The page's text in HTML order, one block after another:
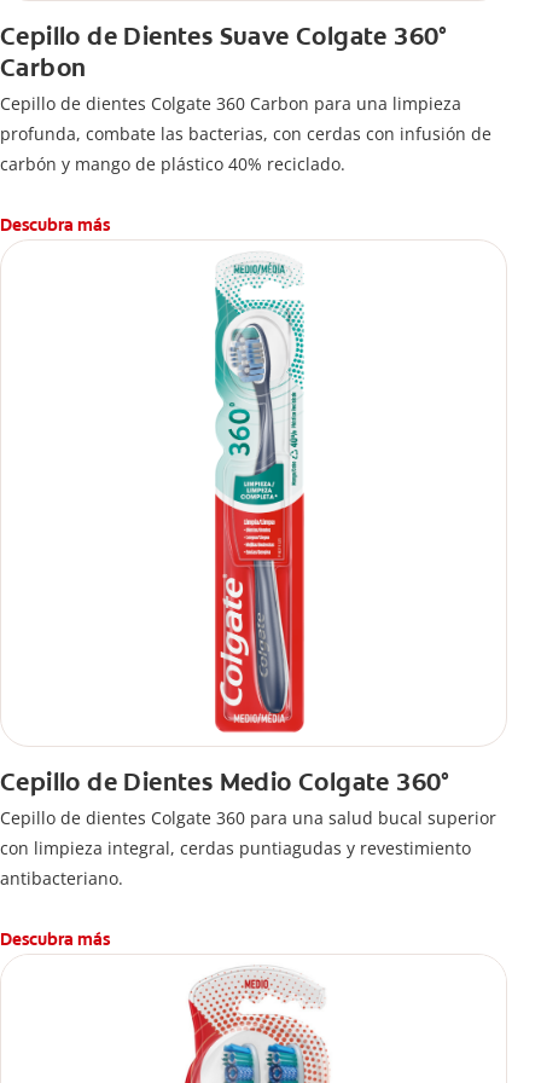
Cepillo de Dientes Suave Colgate 360°
Carbon
Cepillo de dientes Colgate 360 ​​Carbon para una limpieza
profunda, combate las bacterias, con cerdas con infusión de
carbón y mango de plástico 40% reciclado.
Descubra más
Cepillo de Dientes Medio Colgate 360°
Cepillo de dientes Colgate 360 ​​para una salud bucal superior
con limpieza integral, cerdas puntiagudas y revestimiento
antibacteriano.
Descubra más